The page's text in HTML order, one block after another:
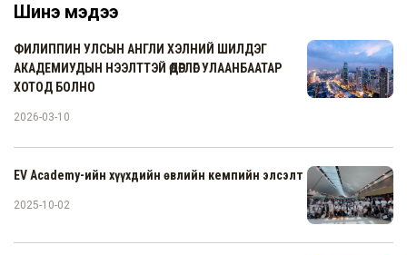
Шинэ мэдээ
ФИЛИППИН УЛСЫН АНГЛИ ХЭЛНИЙ ШИЛДЭГ
АКАДЕМИУДЫН НЭЭЛТТЭЙ ӨДӨРЛӨГ УЛААНБААТАР
ХОТОД БОЛНО
2026-03-10
EV Academy-ийн хүүхдийн өвлийн кемпийн элсэлт
2025-10-02